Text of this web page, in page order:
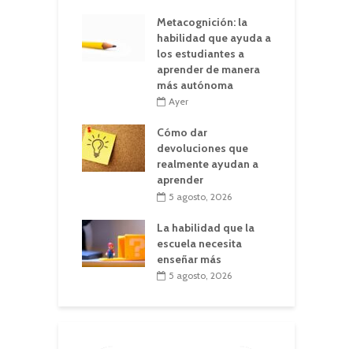
Metacognición: la
habilidad que ayuda a
los estudiantes a
aprender de manera
más autónoma
Ayer
Cómo dar
devoluciones que
realmente ayudan a
aprender
5 agosto, 2026
La habilidad que la
escuela necesita
enseñar más
5 agosto, 2026